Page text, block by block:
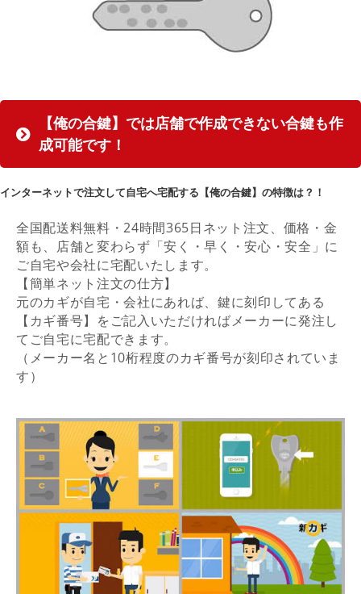
【俺の合鍵】では店舗で作成できない合鍵も作
成可能です！
インターネットで注文して自宅へ宅配する【俺の合鍵】の特徴は？！
全国配送料無料・24時間365日ネット注文、価格・金
額も、店舗と変わらず「安く・早く・安心・安全」に
ご自宅や会社に宅配いたします。
【簡単ネット注文の仕方】
元のカギが自宅・会社にあれば、鍵に刻印してある
【カギ番号】をご記入いただければメーカーに発注し
てご自宅に宅配できます。
（メーカー名と10桁程度のカギ番号が刻印されていま
す）